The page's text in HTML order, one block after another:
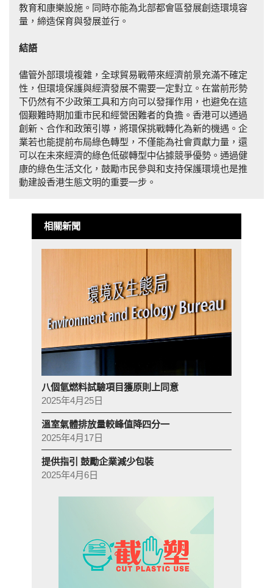
教育和康樂設施。同時亦能為北部都會區發展創造環境容
量，締造保育與發展並行。
結語
儘管外部環境複雜，全球貿易戰帶來經濟前景充滿不確定
性，但環境保護與經濟發展不需要一定對立。在當前形勢
下仍然有不少政策工具和方向可以發揮作用，也避免在這
個艱難時期加重市民和經營困難者的負擔。香港可以通過
創新、合作和政策引導，將環保挑戰轉化為新的機遇。企
業若也能提前布局綠色轉型，不僅能為社會貢獻力量，還
可以在未來經濟的綠色低碳轉型中佔據競爭優勢。通過健
康的綠色生活文化，鼓勵市民參與和支持保護環境也是推
動建設香港生態文明的重要一步。
相關新聞
八個氫燃料試驗項目獲原則上同意
2025年4月25日
溫室氣體排放量較峰值降四分一
2025年4月17日
提供指引 鼓勵企業減少包裝
2025年4月6日